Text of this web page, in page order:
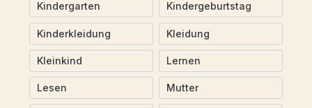
Kindergarten Kindergeburtstag
Kinderkleidung Kleidung
Kleinkind Lernen
Lesen Mutter